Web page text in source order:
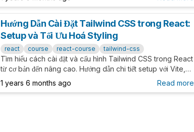
React applications.
Hướng Dẫn Cài Đặt Tailwind CSS trong React:
Setup và Tối Ưu Hoá Styling
react course react-course tailwind-css
Tìm hiểu cách cài đặt và cấu hình Tailwind CSS trong React
từ cơ bản đến nâng cao. Hướng dẫn chi tiết setup với Vite,
Create React App, cấu hình theme, plugins và best
practices để xây dựng UI hiện đại.
1 years 6 months ago Read more